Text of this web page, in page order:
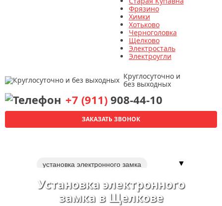
Фрязино
Химки
Хотьково
Черноголовка
Щелково
Электросталь
Электроугли
Круглосуточно и
без выходных
+7 (911) 908-44-10
ЗАКАЗАТЬ ЗВОНОК
установка электронного замка
электронные замки
▼
Установка электронного
замка в Щелкове